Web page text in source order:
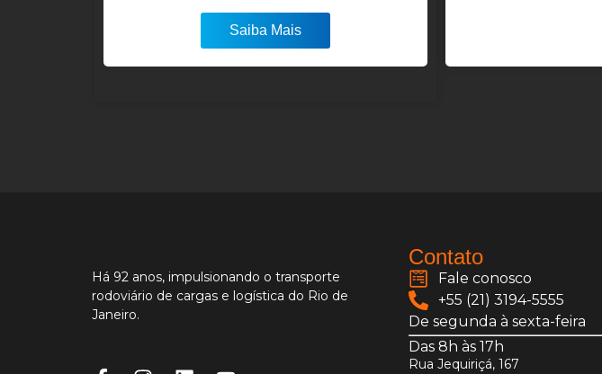
Saiba Mais
Há 92 anos, impulsionando o transporte
rodoviário de cargas e logística do Rio de
Janeiro.
Contato
Fale conosco
+55 (21) 3194-5555
De segunda à sexta-feira
Das 8h às 17h
Rua Jequiriçá, 167